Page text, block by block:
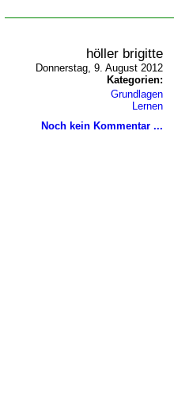
höller brigitte
Donnerstag, 9. August 2012
Kategorien:
Grundlagen
Lernen
Noch kein Kommentar ...